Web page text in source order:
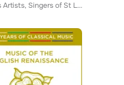
Various Artists, Singers of St Laurence, Christopher Field, Geoffrey Simon, Sally Maer, Melbourne Symphony Orchestra Chorus, Ope...